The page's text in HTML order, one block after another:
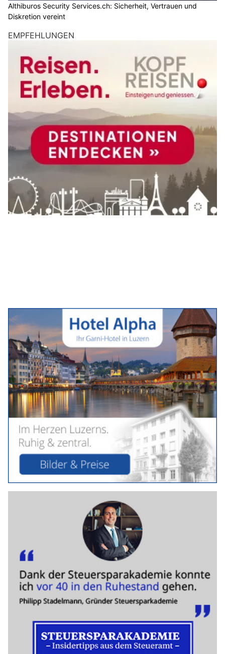
Althiburos Security Services.ch: Sicherheit, Vertrauen und
Diskretion vereint
EMPFEHLUNGEN